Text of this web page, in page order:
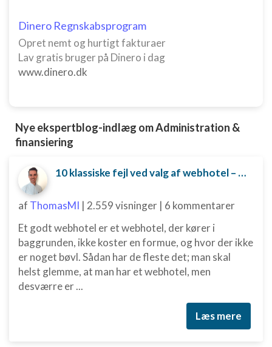
Dinero Regnskabsprogram
Opret nemt og hurtigt fakturaer
Lav gratis bruger på Dinero i dag
www.dinero.dk
Nye ekspertblog-indlæg om Administration &
finansiering
10 klassiske fejl ved valg af webhotel – og hvordan du undgår dem
af ThomasMI | 2.559 visninger | 6 kommentarer
Et godt webhotel er et webhotel, der kører i
baggrunden, ikke koster en formue, og hvor der ikke
er noget bøvl. Sådan har de fleste det; man skal
helst glemme, at man har et webhotel, men
desværre er ...
Læs mere
Bruge begrænsede oplysninger til at vælge
indhold
IAB Special Features:
Identificere enheder baseret på aktivt
anmodede oplysninger
Nødvendig
Ydeevne
Funktionel
Annoncering / marketing